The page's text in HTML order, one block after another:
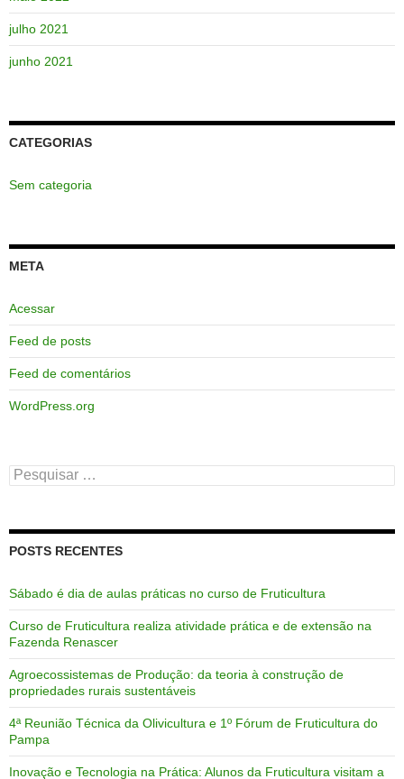
julho 2021
junho 2021
CATEGORIAS
Sem categoria
META
Acessar
Feed de posts
Feed de comentários
WordPress.org
Pesquisar
por:
POSTS RECENTES
Sábado é dia de aulas práticas no curso de Fruticultura
Curso de Fruticultura realiza atividade prática e de extensão na
Fazenda Renascer
Agroecossistemas de Produção: da teoria à construção de
propriedades rurais sustentáveis
4ª Reunião Técnica da Olivicultura e 1º Fórum de Fruticultura do
Pampa
Inovação e Tecnologia na Prática: Alunos da Fruticultura visitam a